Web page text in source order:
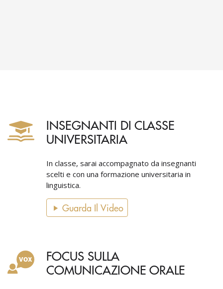
INSEGNANTI DI CLASSE
UNIVERSITARIA
In classe, sarai accompagnato da insegnanti
scelti e con una formazione universitaria in
linguistica.
Guarda Il Video
FOCUS SULLA
COMUNICAZIONE ORALE